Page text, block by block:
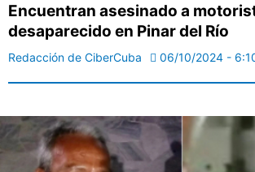
Encuentran asesinado a
desaparecido en Pinar del Río
Redacción de CiberCuba 06/10/2024 -